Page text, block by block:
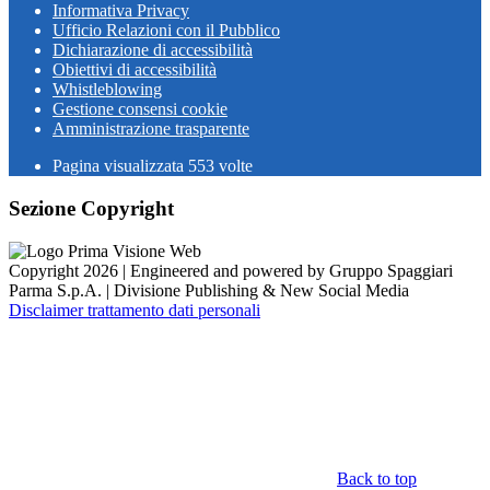
Informativa Privacy
Ufficio Relazioni con il Pubblico
Dichiarazione di accessibilità
Obiettivi di accessibilità
Whistleblowing
Gestione consensi cookie
Amministrazione trasparente
Pagina visualizzata 553 volte
Sezione Copyright
Copyright 2026 | Engineered and powered by Gruppo Spaggiari
Parma S.p.A. | Divisione Publishing & New Social Media
Disclaimer trattamento dati personali
Back to top